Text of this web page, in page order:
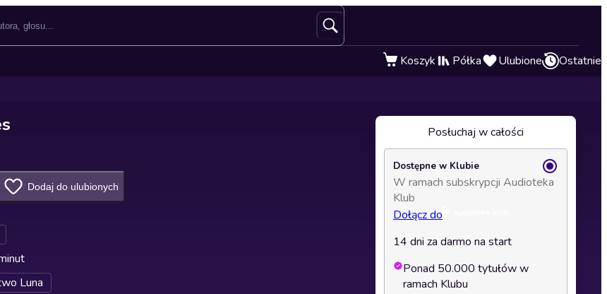
Koszyk Półka Ulubione Ostatnie
Dodaj do ulubionych
Luna
Posłuchaj w całości
Dostępne w Klubie
W ramach subskrypcji Audioteka
Klub
Dołącz do
14 dni za darmo na start
Ponad 50.000 tytułów w
ramach Klubu